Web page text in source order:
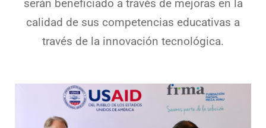
serán beneficiado a través de mejoras en la
calidad de sus competencias educativas a
través de la innovación tecnológica.